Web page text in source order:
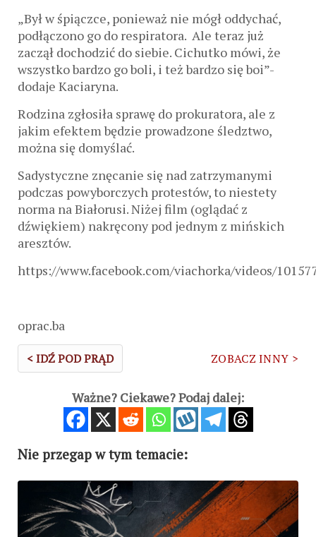
„Był w śpiączce, ponieważ nie mógł oddychać,
podłączono go do respiratora. Ale teraz już
zaczął dochodzić do siebie. Cichutko mówi, że
wszystko bardzo go boli, i też bardzo się boi”-
dodaje Kaciaryna.
Rodzina zgłosiła sprawę do prokuratora, ale z
jakim efektem będzie prowadzone śledztwo,
można się domyślać.
Sadystyczne znęcanie się nad zatrzymanymi
podczas powyborczych protestów, to niestety
norma na Białorusi. Niżej film (oglądać z
dźwiękiem) nakręcony pod jednym z mińskich
aresztów.
https://www.facebook.com/viachorka/videos/
oprac.ba
< IDŹ POD PRĄD ZOBACZ INNY >
Ważne? Ciekawe? Podaj dalej:
Nie przegap w tym temacie: